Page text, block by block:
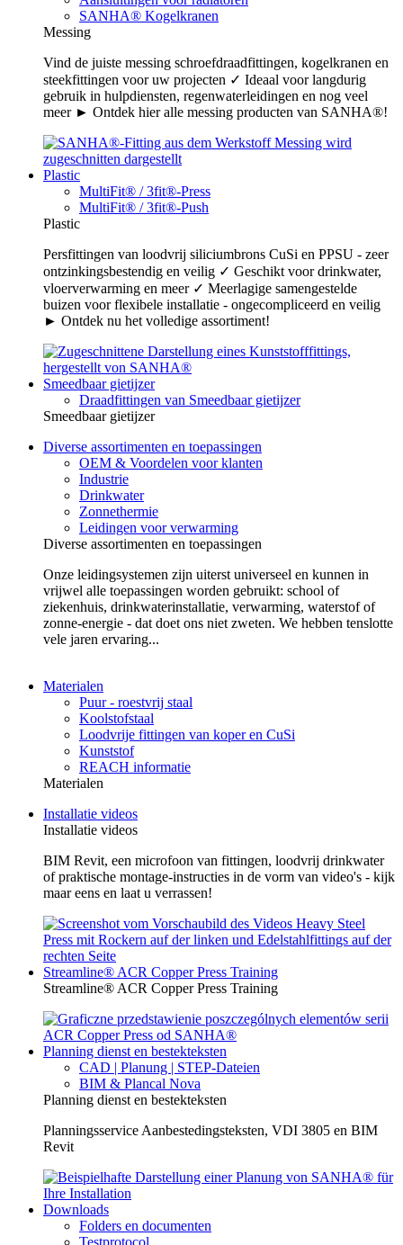
SANHA® Kogelkranen
Messing
Vind de juiste messing schroefdraadfittingen, kogelkranen en
steekfittingen voor uw projecten ✓ Ideaal voor langdurig
gebruik in hulpdiensten, regenwaterleidingen en nog veel
meer ► Ontdek hier alle messing producten van SANHA®!
Plastic
MultiFit® / 3fit®-Press
MultiFit® / 3fit®-Push
Plastic
Persfittingen van loodvrij siliciumbrons CuSi en PPSU - zeer
ontzinkingsbestendig en veilig ✓ Geschikt voor drinkwater,
vloerverwarming en meer ✓ Meerlagige samengestelde
buizen voor flexibele installatie - ongecompliceerd en veilig
► Ontdek nu het volledige assortiment!
Smeedbaar gietijzer
Draadfittingen van Smeedbaar gietijzer
Smeedbaar gietijzer
Diverse assortimenten en toepassingen
OEM & Voordelen voor klanten
Industrie
Drinkwater
Zonnethermie
Leidingen voor verwarming
Diverse assortimenten en toepassingen
Onze leidingsystemen zijn uiterst universeel en kunnen in
vrijwel alle toepassingen worden gebruikt: school of
ziekenhuis, drinkwaterinstallatie, verwarming, waterstof of
zonne-energie - dat doet ons niet zweten. We hebben tenslotte
vele jaren ervaring...
Materialen
Puur - roestvrij staal
Koolstofstaal
Loodvrije fittingen van koper en CuSi
Kunststof
REACH informatie
Materialen
Installatie videos
Installatie videos
BIM Revit, een microfoon van fittingen, loodvrij drinkwater
of praktische montage-instructies in de vorm van video's - kijk
maar eens en laat u verrassen!
Streamline® ACR Copper Press Training
Streamline® ACR Copper Press Training
Planning dienst en bestekteksten
CAD | Planung | STEP-Dateien
BIM & Plancal Nova
Planning dienst en bestekteksten
Planningsservice Aanbestedingsteksten, VDI 3805 en BIM
Revit
Downloads
Folders en documenten